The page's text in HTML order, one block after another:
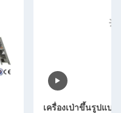
เครื่องเป่าขึ้นรูปแบบ